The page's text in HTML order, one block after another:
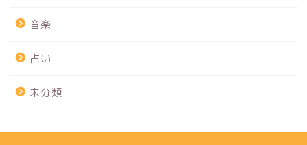
音楽
占い
未分類